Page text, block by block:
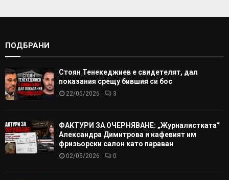
ПОДБРАНИ
Стоян Тенекеджиев е свидетелят, дал
показания срещу бившия си бос
22/05/2026 3
ФАКТУРИ ЗА ОЧЕРНЯВАНЕ: „Журналистката“
Александра Димитрова и кафевият им
фризьорски салон като параван
02/05/2026 0